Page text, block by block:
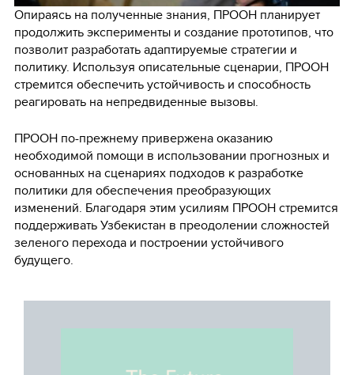
Опираясь на полученные знания, ПРООН планирует
продолжить эксперименты и создание прототипов, что
позволит разработать адаптируемые стратегии и
политику. Используя описательные сценарии, ПРООН
стремится обеспечить устойчивость и способность
реагировать на непредвиденные вызовы.
ПРООН по-прежнему привержена оказанию
необходимой помощи в использовании прогнозных и
основанных на сценариях подходов к разработке
политики для обеспечения преобразующих
изменений. Благодаря этим усилиям ПРООН стремится
поддерживать Узбекистан в преодолении сложностей
зеленого перехода и построении устойчивого
будущего.